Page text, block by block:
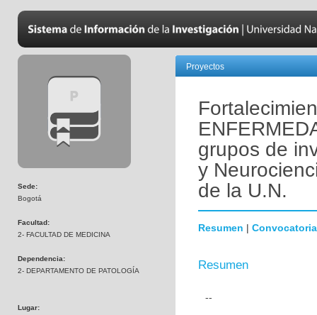
Sede:
Bogotá
Facultad:
2- FACULTAD DE MEDICINA
Dependencia:
2- DEPARTAMENTO DE PATOLOGÍA
Lugar:
Proyectos
grupos de
y
de la U.N.
Resumen | Convocatoria
Resumen
--